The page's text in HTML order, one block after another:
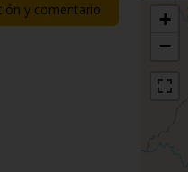
y comentario
+
−